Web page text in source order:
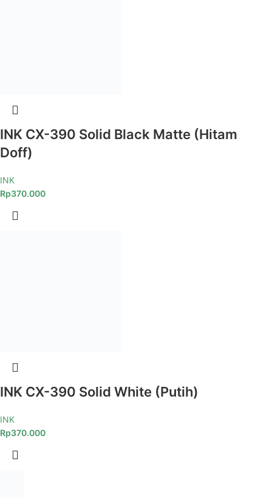
INK CX-390 Solid Black Matte (Hitam
Doff)
INK
Rp370.000
INK CX-390 Solid White (Putih)
INK
Rp370.000